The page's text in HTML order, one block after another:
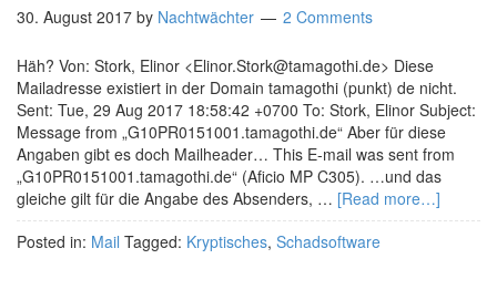
30. August 2017 by Nachtwächter 2 Comments
Häh? Von: Stork, Elinor <Elinor.Stork@tamagothi.de> Diese
Mailadresse existiert in der Domain tamagothi (punkt) de nicht.
Sent: Tue, 29 Aug 2017 18:58:42 +0700 To: Stork, Elinor Subject:
Message from „G10PR0151001.tamagothi.de“ Aber für diese
Angaben gibt es doch Mailheader… This E-mail was sent from
„G10PR0151001.tamagothi.de“ (Aficio MP C305). …und das
gleiche gilt für die Angabe des Absenders, … [Read more…]
Posted in: Mail Tagged: Kryptisches, Schadsoftware